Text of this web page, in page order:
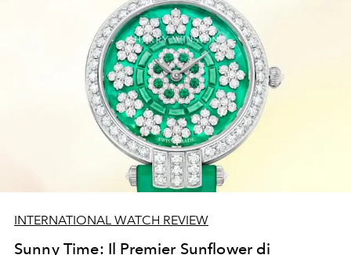
INTERNATIONAL WATCH REVIEW
Sunny Time: Il Premier Sunflower di